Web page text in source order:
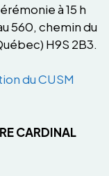
à 15 h
560, chemin du
H9S 2B3.
du CUSM
CARDINAL